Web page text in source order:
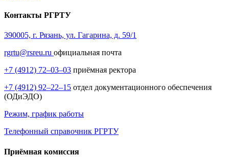
Контакты РГРТУ
390005, г. Рязань, ул. Гагарина, д. 59/1
rgrtu@rsreu.ru официальная почта
+7 (4912) 72–03–03 приёмная ректора
+7 (4912) 92–22–15 отдел документационного обеспечения
(ОДиЭДО)
Режим, график работы
Телефонный справочник РГРТУ
Приёмная комиссия